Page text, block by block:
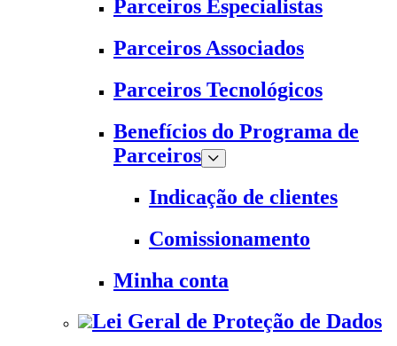
Parceiros Especialistas
Parceiros Associados
Parceiros Tecnológicos
Benefícios do Programa de
Parceiros
Indicação de clientes
Comissionamento
Minha conta
Lei Geral de Proteção de Dados